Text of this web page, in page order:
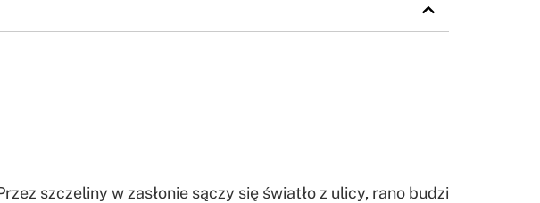
szczeliny w zasłonie sączy się światło z ulicy, rano budzi